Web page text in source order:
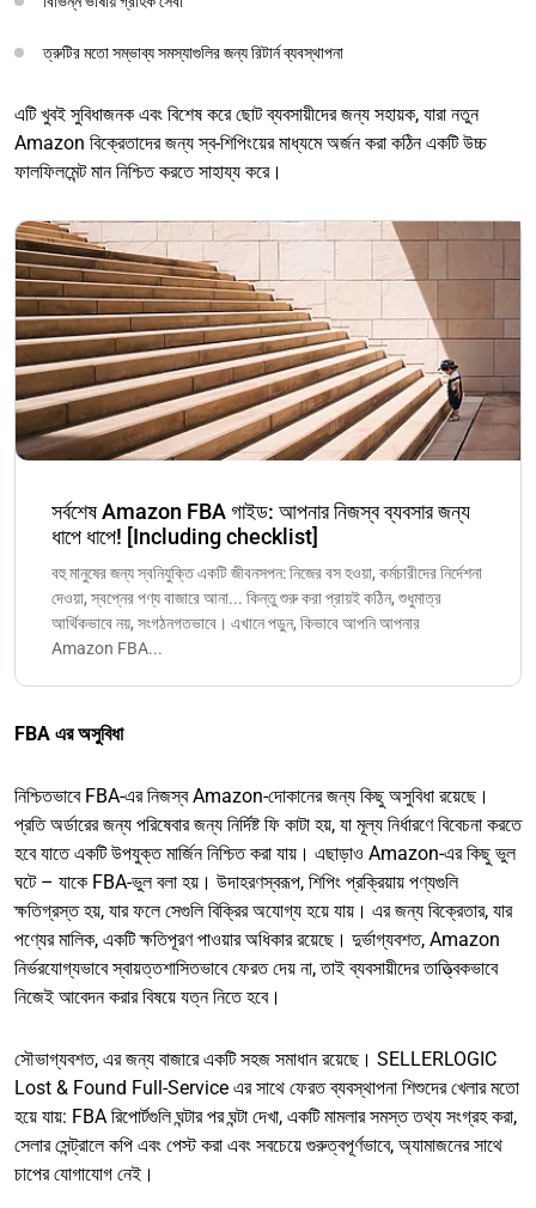
ত্রুটির মতো সম্ভাব্য সমস্যাগুলির জন্য রিটার্ন ব্যবস্থাপনা
এটি খুবই সুবিধাজনক এবং বিশেষ করে ছোট ব্যবসায়ীদের জন্য সহায়ক, যারা নতুন
Amazon বিক্রেতাদের জন্য স্ব-শিপিংয়ের মাধ্যমে অর্জন করা কঠিন একটি উচ্চ
ফালফিলমেন্ট মান নিশ্চিত করতে সাহায্য করে।
সর্বশেষ Amazon FBA গাইড: আপনার নিজস্ব ব্যবসার জন্য
ধাপে ধাপে! [Including checklist]
বহু মানুষের জন্য স্বনিযুক্তি একটি জীবনসপন: নিজের বস হওয়া, কর্মচারীদের নির্দেশনা
দেওয়া, স্বপ্নের পণ্য বাজারে আনা... কিন্তু শুরু করা প্রায়ই কঠিন, শুধুমাত্র
আর্থিকভাবে নয়, সংগঠনগতভাবে। এখানে পড়ুন, কিভাবে আপনি আপনার
Amazon FBA...
FBA এর অসুবিধা
নিশ্চিতভাবে FBA-এর নিজস্ব Amazon-দোকানের জন্য কিছু অসুবিধা রয়েছে।
প্রতি অর্ডারের জন্য পরিষেবার জন্য নির্দিষ্ট ফি কাটা হয়, যা মূল্য নির্ধারণে বিবেচনা করতে
হবে যাতে একটি উপযুক্ত মার্জিন নিশ্চিত করা যায়। এছাড়াও Amazon-এর কিছু ভুল
ঘটে – যাকে FBA-ভুল বলা হয়। উদাহরণস্বরূপ, শিপিং প্রক্রিয়ায় পণ্যগুলি
ক্ষতিগ্রস্ত হয়, যার ফলে সেগুলি বিক্রির অযোগ্য হয়ে যায়। এর জন্য বিক্রেতার, যার
পণ্যের মালিক, একটি ক্ষতিপূরণ পাওয়ার অধিকার রয়েছে। দুর্ভাগ্যবশত, Amazon
নির্ভরযোগ্যভাবে স্বায়ত্তশাসিতভাবে ফেরত দেয় না, তাই ব্যবসায়ীদের তাত্ত্বিকভাবে
নিজেই আবেদন করার বিষয়ে যত্ন নিতে হবে।
সৌভাগ্যবশত, এর জন্য বাজারে একটি সহজ সমাধান রয়েছে। SELLERLOGIC
Lost & Found Full-Service এর সাথে ফেরত ব্যবস্থাপনা শিশুদের খেলার মতো
হয়ে যায়: FBA রিপোর্টগুলি ঘন্টার পর ঘন্টা দেখা, একটি মামলার সমস্ত তথ্য সংগ্রহ করা,
সেলার সেন্ট্রালে কপি এবং পেস্ট করা এবং সবচেয়ে গুরুত্বপূর্ণভাবে, অ্যামাজনের সাথে
চাপের যোগাযোগ নেই।